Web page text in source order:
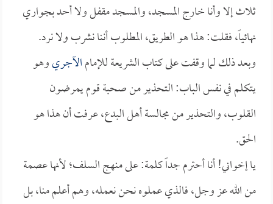
ثلاث إلا وأنا خارج المسجد، والمسجد مقفل ولا أحد بجواري
نهائياً، فقلت: هذا هو الطريق، المطلوب أننا نشرب ولا نرد.
وبعد ذلك لما وقفت على كتاب الشريعة للإمامالآجريوهو
يتكلم في نفس الباب: التحذير من صحبة قوم يمرضون
القلوب، والتحذير من مجالسة أهل البدع، عرفت أن هذا هو
الحق.
يا إخواني! أنا أحترم جداً كلمة: على منهج السلف؛ لأنها عصمة
من الله عز وجل، فالذي عملوه نحن نعمله، وهم أعلم منا، بل